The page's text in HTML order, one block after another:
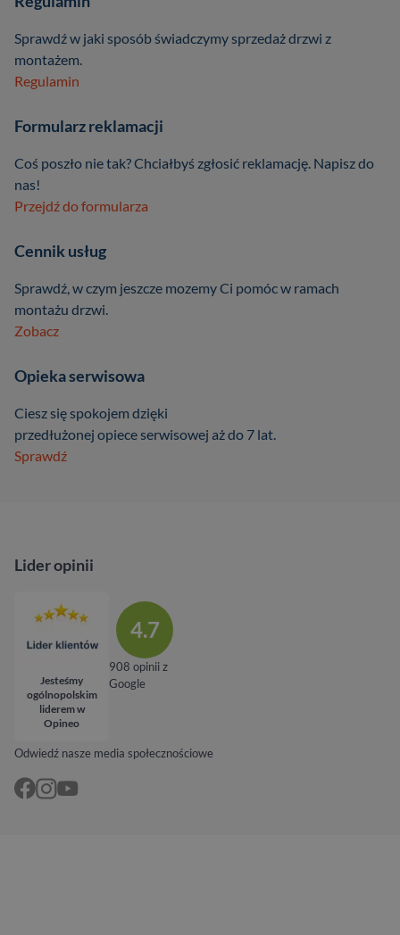
Sprawdź w jaki sposób świadczymy sprzedaż drzwi z
montażem.
Regulamin
Formularz reklamacji
Coś poszło nie tak? Chciałbyś zgłosić reklamację. Napisz do
nas!
Przejdź do formularza
Cennik usług
Sprawdź, w czym jeszcze mozemy Ci pomóc w ramach
montażu drzwi.
Zobacz
Opieka serwisowa
Ciesz się spokojem dzięki
przedłużonej opiece serwisowej aż do 7 lat.
Sprawdź
Odwiedź nasze media społecznościowe
Lider opinii
Jesteśmy
ogólnopolskim
liderem w
Opineo
4.7
908 opinii z
Google